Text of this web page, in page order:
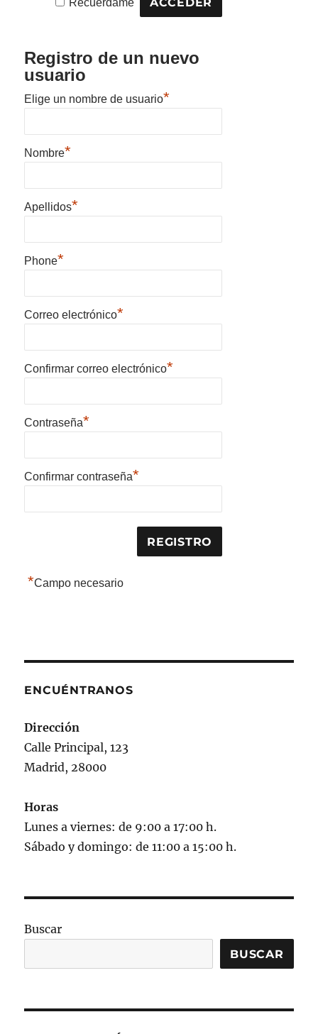
Registro de un nuevo
usuario
Elige un nombre de usuario*
Nombre*
Apellidos*
Phone*
Correo electrónico*
Confirmar correo electrónico*
Contraseña*
Confirmar contraseña*
*Campo necesario
ENCUÉNTRANOS
Dirección
Calle Principal, 123
Madrid, 28000
Horas
Lunes a viernes: de 9:00 a 17:00 h.
Sábado y domingo: de 11:00 a 15:00 h.
Buscar
BUSCAR